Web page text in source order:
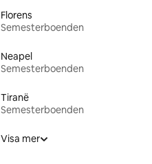
Florens
Semesterboenden
Neapel
Semesterboenden
Tiranë
Semesterboenden
Visa mer